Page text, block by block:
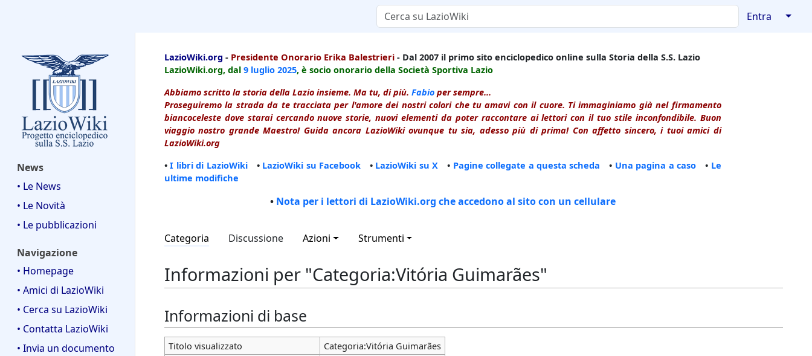
Entra ↓
News
• Le News
• Le Novità
• Le pubblicazioni
Navigazione
• Homepage
• Amici di LazioWiki
• Cerca su LazioWiki
• Contatta LazioWiki
• Invia un documento
LazioWiki.org - Presidente Onorario Erika Balestrieri - Dal 2007 il primo sito enciclopedico online sulla Storia della S.S. Lazio
LazioWiki.org, dal 9 luglio 2025, è socio onorario della Società Sportiva Lazio
Abbiamo scritto la storia della Lazio insieme. Ma tu, di più. Fabio per sempre...
Proseguiremo la strada da te tracciata per l'amore dei nostri colori che tu amavi con il cuore. Ti immaginiamo già nel firmamento
biancoceleste dove starai cercando nuove storie, nuovi elementi da poter raccontare ai lettori con il tuo stile inconfondibile. Buon
viaggio nostro grande Maestro! Guida ancora LazioWiki ovunque tu sia, adesso più di prima! Con affetto sincero, i tuoi amici di
LazioWiki.org
•I libri di LazioWiki• LazioWiki su Facebook • LazioWiki su X • Pagine collegate a questa scheda • Una pagina a caso • Le
ultime modifiche
• Nota per i lettori di LazioWiki.org che accedono al sito con un cellulare
Categoria Discussione Azioni Strumenti
Informazioni per "Categoria:Vitória Guimarães"
Informazioni di base
Titolo visualizzato
Categoria:Vitória Guimarães